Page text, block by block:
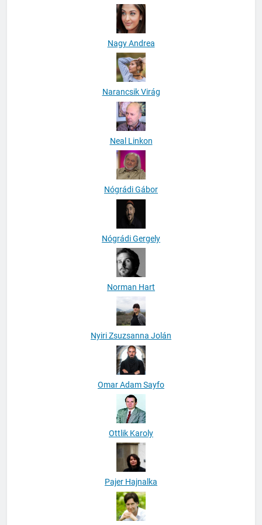
Nagy Andrea
Narancsik Virág
Neal Linkon
Nógrádi Gábor
Nógrádi Gergely
Norman Hart
Nyiri Zsuzsanna Jolán
Omar Adam Sayfo
Ottlik Karoly
Pajer Hajnalka